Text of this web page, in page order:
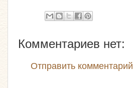
Комментариев нет:
Отправить комментарий